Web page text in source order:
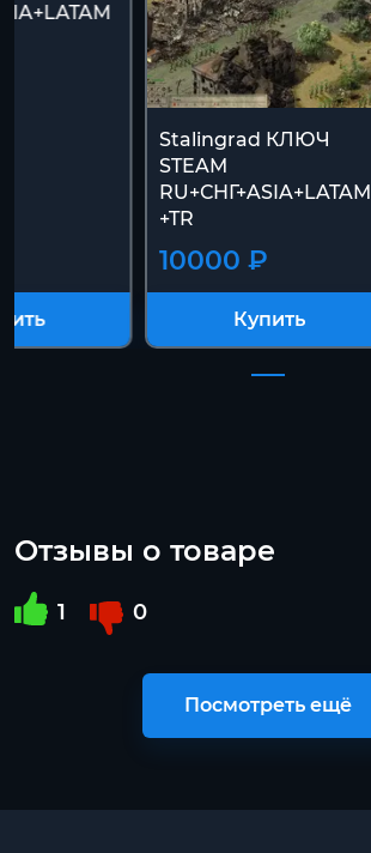
Stalingrad КЛЮЧ
STEAM
RU+СНГ+ASIA+LATAM
+TR
10000 ₽
Купить
Отзывы о товаре
1 0
Посмотреть ещё